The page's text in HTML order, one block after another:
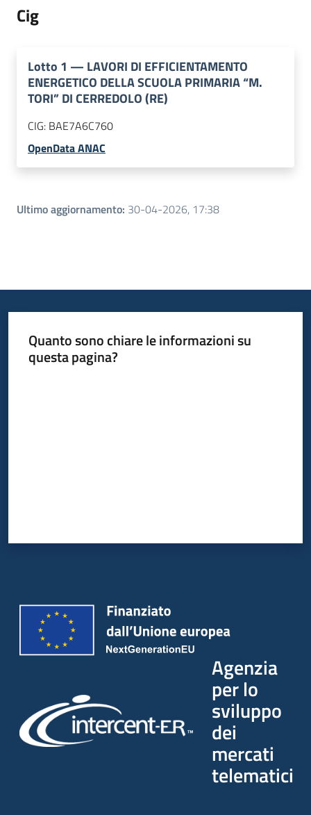
Cig
Lotto 1 — LAVORI DI EFFICIENTAMENTO
ENERGETICO DELLA SCUOLA PRIMARIA “M.
TORI” DI CERREDOLO (RE)
CIG: BAE7A6C760
OpenData ANAC
Ultimo aggiornamento: 30-04-2026, 17:38
Quanto sono chiare le informazioni su
questa pagina?
Agenzia
per lo
sviluppo
dei
mercati
telematici